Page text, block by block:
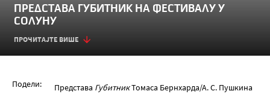
ПРЕДСТАВА ГУБИТНИК НА ФЕСТИВАЛУ У
СОЛУНУ
ПРОЧИТАЈТЕ ВИШЕ
Подели: Представа ГубитникТомаса Бернхарда/А. С. Пушкина